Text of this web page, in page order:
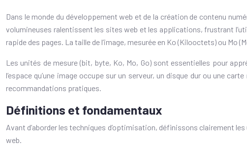
Dans le monde du développement web et de la création de contenu
volumineuses ralentissent les sites web et les applications, frustrant
rapide des pages. La taille de l’image, mesurée en Ko (Kilooctets) ou
Les unités de mesure (bit, byte, Ko, Mo, Go) sont essentielles pour
l’espace qu’une image occupe sur un serveur, un disque dur ou une
recommandations pratiques.
Définitions et fondamentaux
Avant d’aborder les techniques d’optimisation, définissons clairement
web.